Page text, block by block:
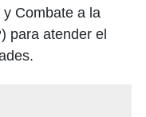
Combate a la
para atender el